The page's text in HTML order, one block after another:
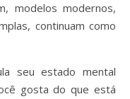
modelos modernos,
continuam como
seu estado mental
gosta do que está